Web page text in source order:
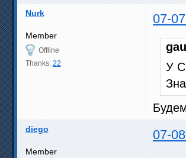
Nurk 07-
Member
Offline
Thanks: 22
У
diego 07-
Member